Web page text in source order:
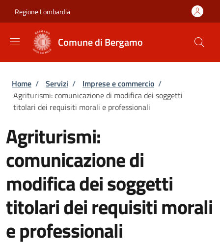
Regione Lombardia
Comune di Bergamo
Briciole di pane
Home / Servizi / Imprese e commercio /
Agriturismi: comunicazione di modifica dei soggetti
titolari dei requisiti morali e professionali
Agriturismi:
comunicazione di
modifica dei soggetti
titolari dei requisiti morali
e professionali